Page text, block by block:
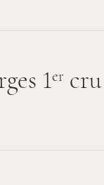
1er